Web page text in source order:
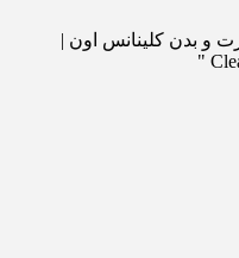
بدن کلینانس اون |